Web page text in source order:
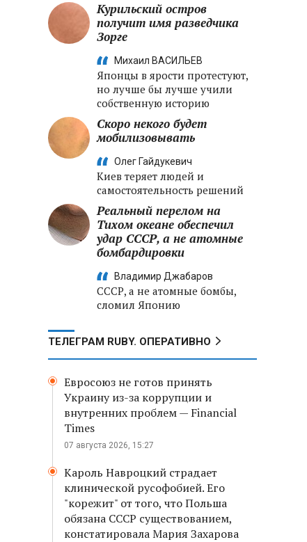
Курильский остров
получит имя разведчика
Зорге
Михаил ВАСИЛЬЕВ
Японцы в ярости протестуют,
но лучше бы лучше учили
собственную историю
Скоро некого будет
мобилизовывать
Олег Гайдукевич
Киев теряет людей и
самостоятельность решений
Реальный перелом на
Тихом океане обеспечил
удар СССР, а не атомные
бомбардировки
Владимир Джабаров
СССР, а не атомные бомбы,
сломил Японию
ТЕЛЕГРАМ RUBY. ОПЕРАТИВНО
Евросоюз не готов принять
Украину из-за коррупции и
внутренних проблем — Financial
Times
07 августа 2026, 15:27
Кароль Навроцкий страдает
клинической русофобией. Его
"корежит" от того, что Польша
обязана СССР существованием,
констатировала Мария Захарова